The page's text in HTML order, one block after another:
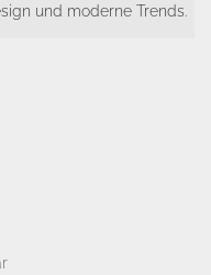
und moderne Trends.